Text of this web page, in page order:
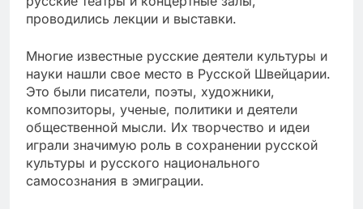
проводились лекции и выставки.
Многие известные русские деятели культуры и
науки нашли свое место в Русской Швейцарии.
Это были писатели, поэты, художники,
композиторы, ученые, политики и деятели
общественной мысли. Их творчество и идеи
играли значимую роль в сохранении русской
культуры и русского национального
самосознания в эмиграции.